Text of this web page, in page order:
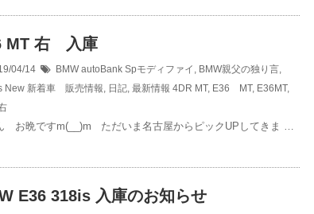
MT 右 入庫
04/14 BMW autoBank Spモディファイ BMW親父の独り言
New 新着車 販売情報
日記 最新情報 4DR MT, E36 MT, E36MT,
お晩ですm(__)m ただいま名古屋からピックUPしてきま …
E36 318is 入庫のお知らせ